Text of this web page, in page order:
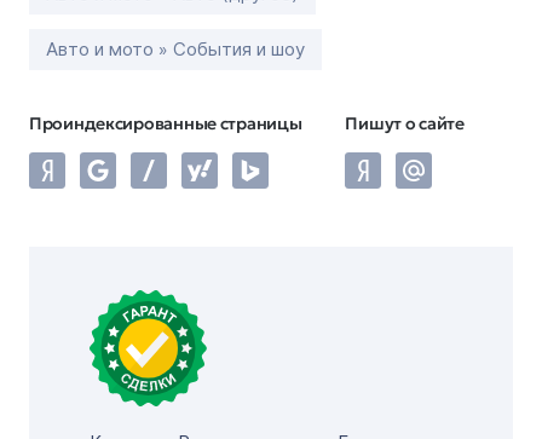
Авто и мото » События и шоу
Проиндексированные страницы Пишут о сайте